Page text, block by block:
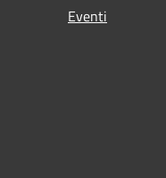
Eventi